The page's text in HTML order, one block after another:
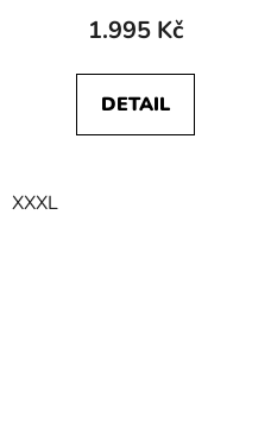
VEST Black
1.995 Kč
DETAIL
XXXL